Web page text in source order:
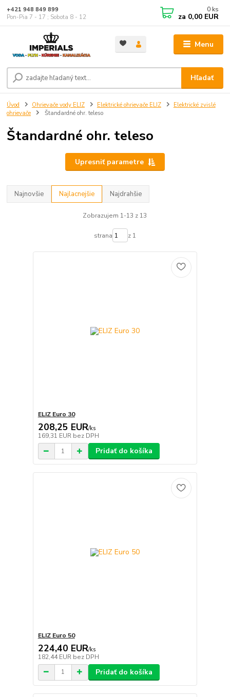
Menu
Hľadať
+421 948 849 899
Pon-Pia 7 - 17 ; Sobota 8 - 12
0 ks
za 0,00 EUR
Úvod Ohrievače vody ELIZ Elektrické ohrievače ELIZ
Elektrické zvislé
ohrievače
Štandardné ohr. teleso
Štandardné ohr. teleso
Upresniť parametre
Najnovšie Najlacnejšie Najdrahšie
Zobrazujem 1-13 z 13
strana z 1
ELIZ Euro 30
208,25 EUR/ks
169,31 EUR bez DPH
Pridať do košíka
ELIZ Euro 50
224,40 EUR/ks
182,44 EUR bez DPH
Pridať do košíka